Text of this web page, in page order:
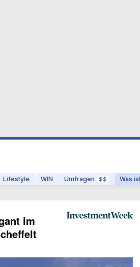
Lifestyle WIN Umfragen $$ Was
im